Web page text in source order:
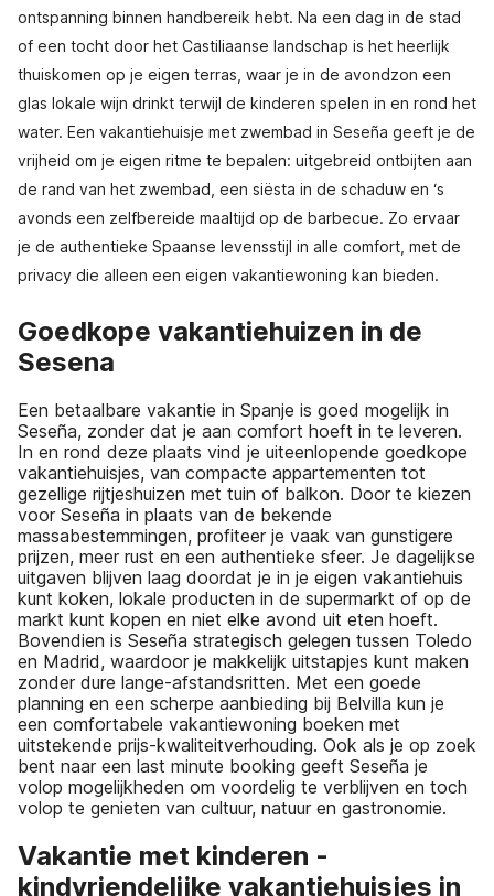
ontspanning binnen handbereik hebt. Na een dag in de stad
of een tocht door het Castiliaanse landschap is het heerlijk
thuiskomen op je eigen terras, waar je in de avondzon een
glas lokale wijn drinkt terwijl de kinderen spelen in en rond het
water. Een vakantiehuisje met zwembad in Seseña geeft je de
vrijheid om je eigen ritme te bepalen: uitgebreid ontbijten aan
de rand van het zwembad, een siësta in de schaduw en ‘s
avonds een zelfbereide maaltijd op de barbecue. Zo ervaar
je de authentieke Spaanse levensstijl in alle comfort, met de
privacy die alleen een eigen vakantiewoning kan bieden.
Goedkope vakantiehuizen in de
Sesena
Een betaalbare vakantie in Spanje is goed mogelijk in
Seseña, zonder dat je aan comfort hoeft in te leveren.
In en rond deze plaats vind je uiteenlopende goedkope
vakantiehuisjes, van compacte appartementen tot
gezellige rijtjeshuizen met tuin of balkon. Door te kiezen
voor Seseña in plaats van de bekende
massabestemmingen, profiteer je vaak van gunstigere
prijzen, meer rust en een authentieke sfeer. Je dagelijkse
uitgaven blijven laag doordat je in je eigen vakantiehuis
kunt koken, lokale producten in de supermarkt of op de
markt kunt kopen en niet elke avond uit eten hoeft.
Bovendien is Seseña strategisch gelegen tussen Toledo
en Madrid, waardoor je makkelijk uitstapjes kunt maken
zonder dure lange-afstandsritten. Met een goede
planning en een scherpe aanbieding bij Belvilla kun je
een comfortabele vakantiewoning boeken met
uitstekende prijs-kwaliteitverhouding. Ook als je op zoek
bent naar een last minute booking geeft Seseña je
volop mogelijkheden om voordelig te verblijven en toch
volop te genieten van cultuur, natuur en gastronomie.
Vakantie met kinderen -
kindvriendelijke vakantiehuisjes in